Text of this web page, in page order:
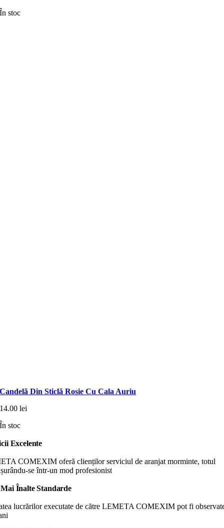
În stoc
Candelă Din Sticlă Rosie Cu Cala Auriu
14.00lei
În stoc
Excelente
COMEXIM oferă clienților serviciul de aranjat morminte, totul
se într-un mod profesionist
Mai Înalte Standarde
lucrărilor executate de către LEMETA COMEXIM pot fi